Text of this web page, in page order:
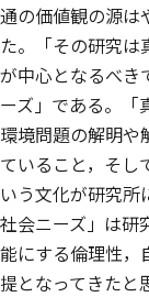
通の価値観の源は
た。「その研究は
が中心となるべき
ーズ」である。「
環境問題の解明や
ていること，そし
いう文化が研究所
社会ニーズ」は研
能にする倫理性，
提となってきたと